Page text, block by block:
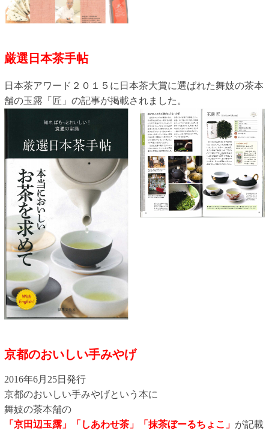
厳選日本茶手帖
日本茶アワード２０１５に日本茶大賞に選ばれた舞妓の茶本
舗の玉露「匠」の記事が掲載されました。
京都のおいしい手みやげ
2016年6月25日発行
京都のおいしい手みやげという本に
舞妓の茶本舗の
「京田辺玉露」「しあわせ茶」「抹茶ぼーるちょこ」 が記載